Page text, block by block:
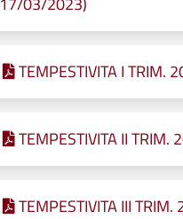
TEMPESTIVITA I
TEMPESTIVITA II
TEMPESTIVITA III